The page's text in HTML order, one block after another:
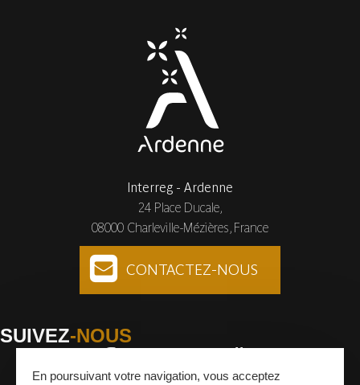
Interreg - Ardenne
24 Place Ducale,
08000 Charleville-Mézières, France
CONTACTEZ-NOUS
SUIVEZ-NOUS
En poursuivant votre navigation, vous acceptez